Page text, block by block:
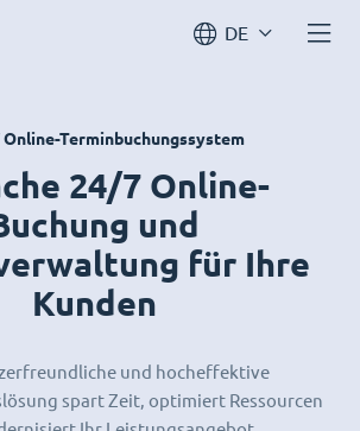
DE
Online-Terminbuchungssystem
24/7 Online-
und
für Ihre
Kunden
und hocheffektive
spart Zeit, optimiert Ressourcen